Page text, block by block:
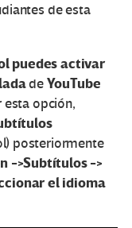
de esta
puedesactivar
deYouTube
esta opción,
posteriormente
->Subtítulos ->
el idioma